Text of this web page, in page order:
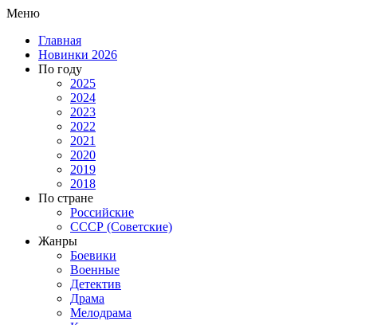
Меню
Главная
Новинки 2026
По году
2025
2024
2023
2022
2021
2020
2019
2018
По стране
Российские
СССР (Советские)
Жанры
Боевики
Военные
Детектив
Драма
Мелодрама